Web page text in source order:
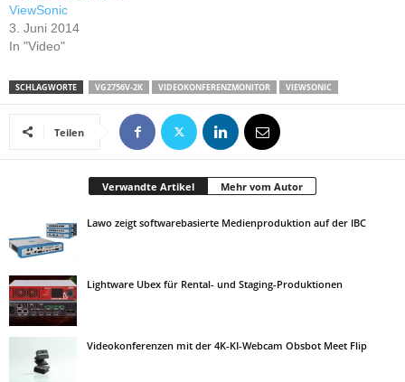
ViewSonic
3. Juni 2014
In "Video"
SCHLAGWORTE VG2756V-2K VIDEOKONFERENZMONITOR VIEWSONIC
Teilen
Verwandte Artikel Mehr vom Autor
Lawo zeigt softwarebasierte Medienproduktion auf der IBC
Lightware Ubex für Rental- und Staging-Produktionen
Videokonferenzen mit der 4K-KI-Webcam Obsbot Meet Flip